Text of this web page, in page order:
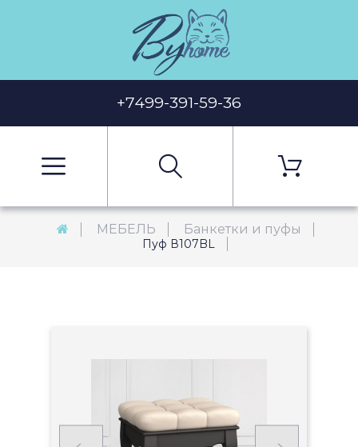
+7499-391-59-36
МЕБЕЛЬ Банкетки и пуфы
Пуф В107BL